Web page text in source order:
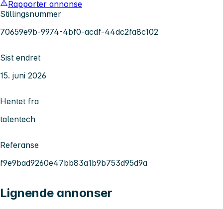
Rapporter annonse
Stillingsnummer
70659e9b-9974-4bf0-acdf-44dc2fa8c102
Sist endret
15. juni 2026
Hentet fra
talentech
Referanse
f9e9bad9260e47bb83a1b9b753d95d9a
Lignende annonser